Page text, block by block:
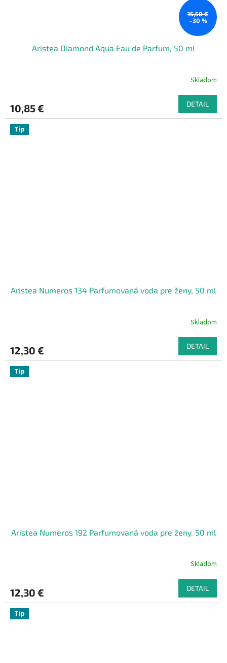
15,50 €
–30 %
Aristea Diamond Aqua Eau de Parfum, 50 ml
Skladom
10,85 € DETAIL
Tip
Aristea Numeros 134 Parfumovaná voda pre ženy, 50 ml
Skladom
12,30 € DETAIL
Tip
Aristea Numeros 192 Parfumovaná voda pre ženy, 50 ml
Skladom
12,30 € DETAIL
Tip